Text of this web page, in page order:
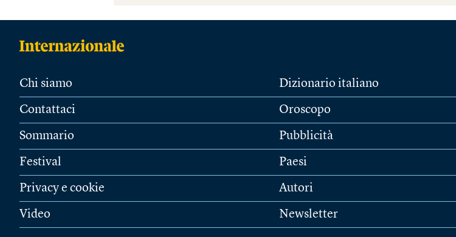
Chi siamo
Contattaci
Sommario
Festival
Privacy e cookie
Video
Dizionario italiano
Oroscopo
Pubblicità
Paesi
Autori
Newsletter